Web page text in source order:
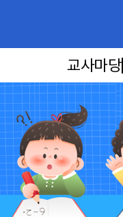
교사마당